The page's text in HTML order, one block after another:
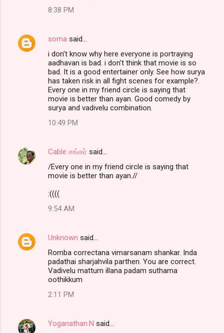
8:38 PM
soma said…
i don't know why here everyone is portraying
aadhavan is bad. i don't think that movie is so
bad. It is a good entertainer only. See how surya
has taken risk in all fight scenes for example?.
Every one in my friend circle is saying that
movie is better than ayan. Good comedy by
surya and vadivelu combination.
10:49 PM
Cable சங்கர் said…
/Every one in my friend circle is saying that
movie is better than ayan.//
:((((
9:54 AM
Unknown said…
Romba correctana vimarsanam shankar. Inda
padathai sharjahvila parthen. You are correct.
Vadivelu mattum illana padam suthama
oothikkum
2:11 PM
Yoganathan.N said…